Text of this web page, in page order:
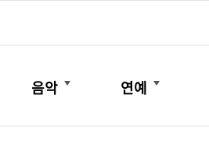
음악
더보기
연예
더보기